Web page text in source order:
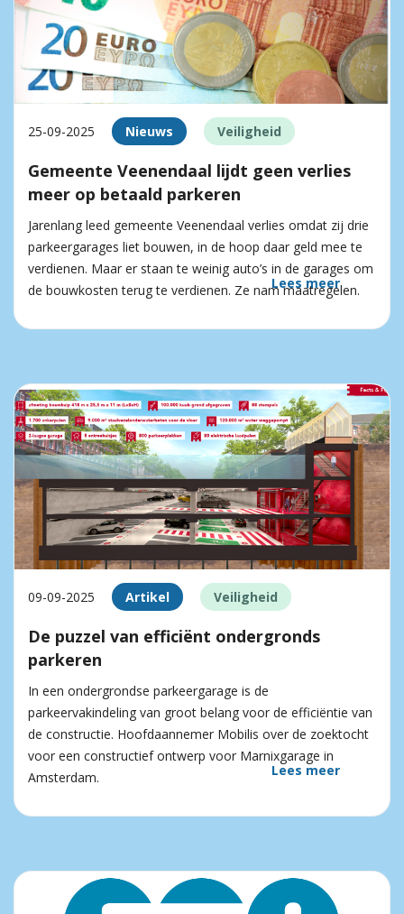
25-09-2025 Nieuws Veiligheid
Gemeente Veenendaal lijdt geen verlies
meer op betaald parkeren
Jarenlang leed gemeente Veenendaal verlies omdat zij drie
parkeergarages liet bouwen, in de hoop daar geld mee te
verdienen. Maar er staan te weinig auto’s in de garages om
de bouwkosten terug te verdienen. Ze nam maatregelen.
Lees meer
09-09-2025 Artikel Veiligheid
De puzzel van efficiënt ondergronds
parkeren
In een ondergrondse parkeergarage is de
parkeervakindeling van groot belang voor de efficiëntie van
de constructie. Hoofdaannemer Mobilis over de zoektocht
voor een constructief ontwerp voor Marnixgarage in
Amsterdam.
Lees meer